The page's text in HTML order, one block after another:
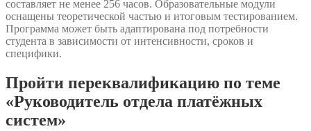
составляет не менее 256 часов. Образовательные модули
оснащены теоретической частью и итоговым тестированием.
Программа может быть адаптирована под потребности
студента в зависимости от интенсивности, сроков и
специфики.
Пройти переквалификацию по теме
«Руководитель отдела платёжных
систем»